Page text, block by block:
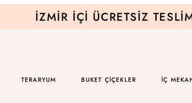
İZMIR İÇI ÜCRETSIZ
TERARYUM BUKET ÇIÇEKLER İÇ